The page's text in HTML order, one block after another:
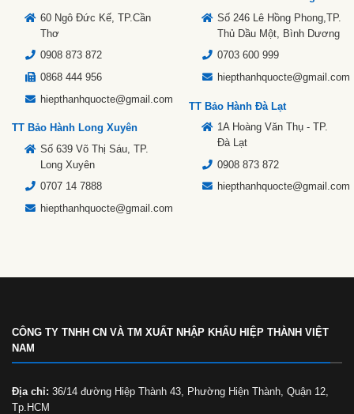
60 Ngô Đức Kế, TP.Cần
Thơ
0908 873 872
0868 444 956
hiepthanhquocte@gmail.com
TT Bảo Hành Long Xuyên
Số 639 Võ Thị Sáu, TP.
Long Xuyên
0707 14 7888
hiepthanhquocte@gmail.com
Số 246 Lê Hồng Phong,TP.
Thủ Dầu Một, Bình Dương
0703 600 999
hiepthanhquocte@gmail.com
TT Bảo Hành Đà Lạt
1A Hoàng Văn Thụ - TP.
Đà Lạt
0908 873 872
hiepthanhquocte@gmail.com
CÔNG TY TNHH CN VÀ TM XUẤT NHẬP KHẨU HIỆP THÀNH VIỆT
NAM
Địa chỉ: 36/14 đường Hiệp Thành 43, Phường Hiện Thành, Quận 12,
Tp.HCM